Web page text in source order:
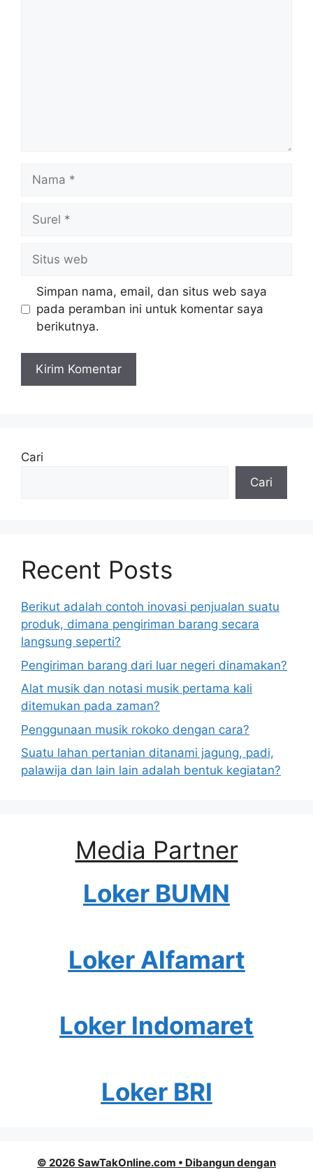
web
Simpan nama, email, dan situs web saya
pada peramban ini untuk komentar saya
berikutnya.
Cari
Cari
Recent Posts
Berikut adalah contoh inovasi penjualan suatu
produk, dimana pengiriman barang secara
langsung seperti?
Pengiriman barang dari luar negeri dinamakan?
Alat musik dan notasi musik pertama kali
ditemukan pada zaman?
Penggunaan musik rokoko dengan cara?
Suatu lahan pertanian ditanami jagung, padi,
palawija dan lain lain adalah bentuk kegiatan?
Media Partner
Loker BUMN
Loker Alfamart
Loker Indomaret
Loker BRI
© 2026 SawTakOnline.com • Dibangun dengan